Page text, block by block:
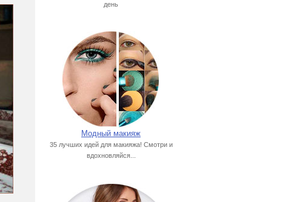
день
Модный макияж
35 лучших идей для макияжа! Смотри и
вдохновляйся...